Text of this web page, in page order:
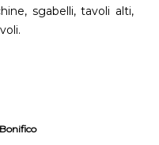
sgabelli, tavoli alti,